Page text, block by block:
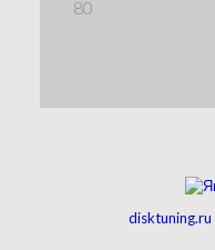
80
disktuning.ru